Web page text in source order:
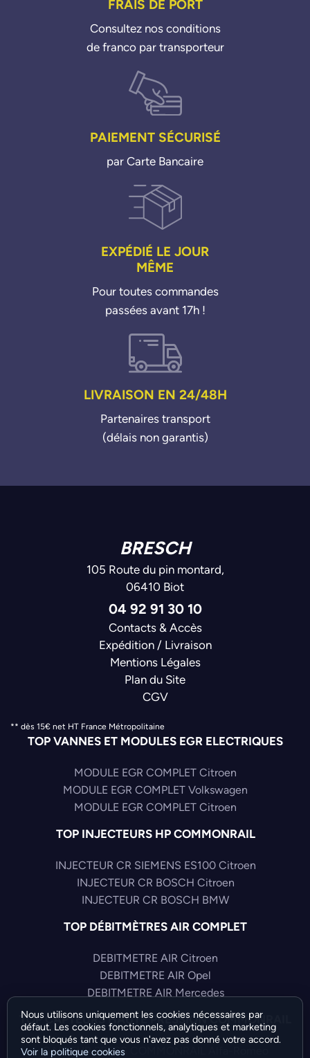
FRAIS DE PORT
Consultez nos conditions
de franco par transporteur
PAIEMENT SÉCURISÉ
par Carte Bancaire
EXPÉDIÉ LE JOUR
MÊME
Pour toutes commandes
passées avant 17h !
LIVRAISON EN 24/48H
Partenaires transport
(délais non garantis)
BRESCH
105 Route du pin montard,
06410 Biot
04 92 91 30 10
Contacts & Accès
Expédition / Livraison
Mentions Légales
Plan du Site
CGV
** dès 15€ net HT France Métropolitaine
TOP VANNES ET MODULES EGR ELECTRIQUES
MODULE EGR COMPLET Citroen
MODULE EGR COMPLET Volkswagen
MODULE EGR COMPLET Citroen
TOP INJECTEURS HP COMMONRAIL
INJECTEUR CR SIEMENS ES100 Citroen
INJECTEUR CR BOSCH Citroen
INJECTEUR CR BOSCH BMW
TOP DÉBITMÈTRES AIR COMPLET
DEBITMETRE AIR Citroen
DEBITMETRE AIR Opel
DEBITMETRE AIR Mercedes
TOP CAPTEURS HAUTE PRESSION COMMONRAIL
CAPTEUR PRESS COMMONRAIL Alfa-Romeo
Nous utilisons uniquement les cookies nécessaires par
défaut. Les cookies fonctionnels, analytiques et marketing
sont bloqués tant que vous n'avez pas donné votre accord.
Voir la politique cookies